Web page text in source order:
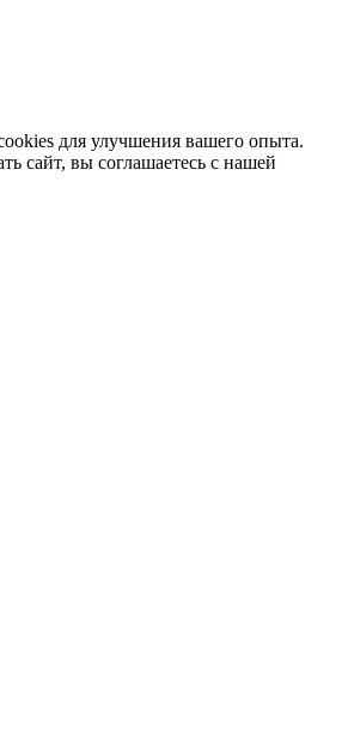
для улучшения вашего опыта.
сайт, вы соглашаетесь с нашей